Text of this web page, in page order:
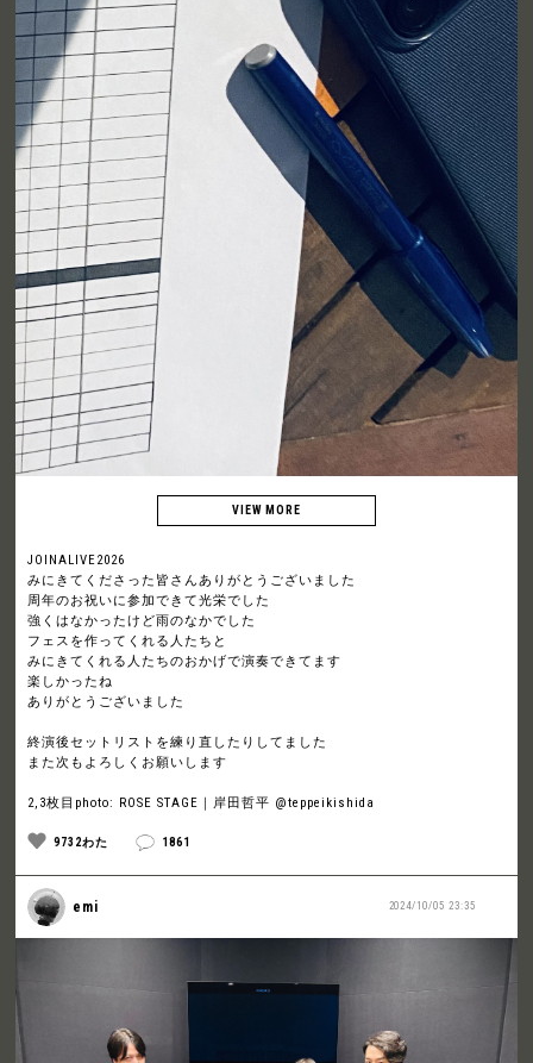
JOINALIVE2026
みにきてくださった皆さんありがとうございました
周年のお祝いに参加できて光栄でした
強くはなかったけど雨のなかでした
フェスを作ってくれる人たちと
みにきてくれる人たちのおかげで演奏できてます
楽しかったね
ありがとうございました
終演後セットリストを練り直したりしてました
また次もよろしくお願いします
2,3枚目photo: ROSE STAGE｜岸田哲平 @teppeikishida
9732わた 1861
2024/10/05 23:35
emi